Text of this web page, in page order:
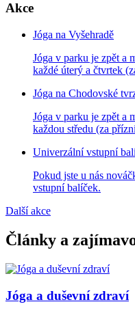
Akce
Jóga na Vyšehradě
Jóga v parku je zpět a
každé úterý a čtvrtek
Jóga na Chodovské
Jóga v parku je zpět a
každou středu (za
Univerzální vstupní
Pokud jste u nás
vstupní balíček.
Další akce
Články a
Jóga a duševní zdraví